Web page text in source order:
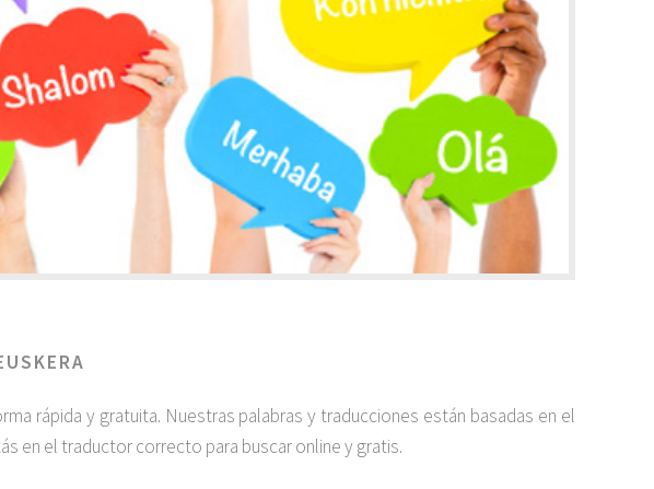
rápida y gratuita. Nuestras palabras y traducciones están basadas en el
en el traductor correcto para buscar online y gratis.